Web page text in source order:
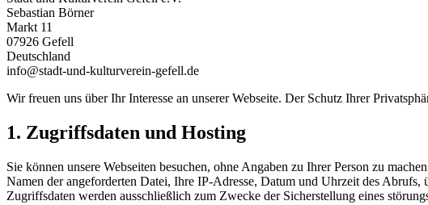
Sebastian Börner
Markt 11
07926 Gefell
Deutschland
info@stadt-und-kulturverein-gefell.de
Wir freuen uns über Ihr Interesse an unserer Webseite. Der Schutz Ihrer
1. Zugriffsdaten und Hosting
Sie können unsere Webseiten besuchen, ohne Angaben zu Ihrer Person zu
Namen der angeforderten Datei, Ihre IP-Adresse, Datum und Uhrzeit des
Zugriffsdaten werden ausschließlich zum Zwecke der Sicherstellung eines